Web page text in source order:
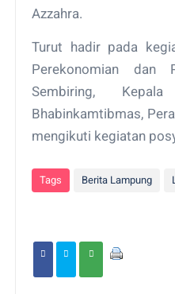
Azzahra.
Turut hadir pada
Perekonomian dan
Sembiring,
Bhabinkamtibmas,
mengikuti kegiatan
Tags Berita Lampung